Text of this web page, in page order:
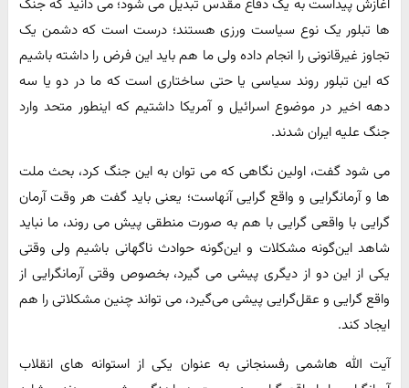
آغازش پیداست به یک دفاع مقدس تبدیل می شود؛ می دانید که جنگ
ها تبلور یک نوع سیاست ورزی هستند؛ درست است که دشمن یک
تجاوز غیرقانونی را انجام داده ولی ما هم باید این فرض را داشته باشیم
که این تبلور روند سیاسی یا حتی ساختاری است که ما در دو یا سه
دهه اخیر در موضوع اسرائیل و آمریکا داشتیم که اینطور متحد وارد
جنگ علیه ایران شدند.
می شود گفت، اولین نگاهی که می توان به این جنگ کرد، بحث ملت
ها و آرمانگرایی و واقع گرایی آنهاست؛ یعنی باید گفت هر وقت آرمان
گرایی با واقعی گرایی با هم به صورت منطقی پیش می روند، ما نباید
شاهد این‌گونه مشکلات و این‌گونه حوادث ناگهانی باشیم ولی وقتی
یکی از این دو از دیگری پیشی می گیرد، بخصوص وقتی آرمانگرایی از
واقع گرایی و عقل‌گرایی پیشی می‌گیرد، می تواند چنین مشکلاتی را هم
ایجاد کند.
آیت الله هاشمی رفسنجانی به عنوان یکی از استوانه های انقلاب